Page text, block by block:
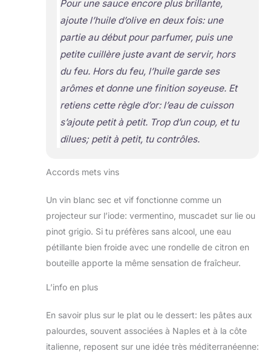
Pour une sauce encore plus brillante,
ajoute l’huile d’olive en deux fois: une
partie au début pour parfumer, puis une
petite cuillère juste avant de servir, hors
du feu. Hors du feu, l’huile garde ses
arômes et donne une finition soyeuse. Et
retiens cette règle d’or: l’eau de cuisson
s’ajoute petit à petit. Trop d’un coup, et tu
dilues; petit à petit, tu contrôles.
Accords mets vins
Un vin blanc sec et vif fonctionne comme un
projecteur sur l’iode: vermentino, muscadet sur lie ou
pinot grigio. Si tu préfères sans alcool, une eau
pétillante bien froide avec une rondelle de citron en
bouteille apporte la même sensation de fraîcheur.
L’info en plus
En savoir plus sur le plat ou le dessert: les pâtes aux
palourdes, souvent associées à Naples et à la côte
italienne, reposent sur une idée très méditerranéenne: